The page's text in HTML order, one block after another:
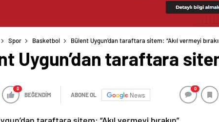
Spor Basketbol Bülent Uygun’dan taraftara sitem: “Akıl vermeyi
Uygun’dan taraftara
0
BEĞENDİM ABONE OL News
0